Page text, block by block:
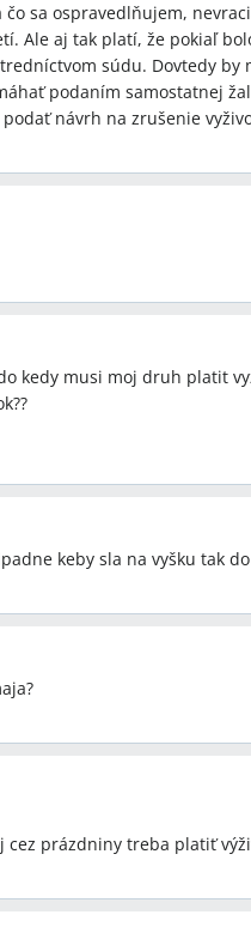
že existuje praktická
na dieťa súvisí s 25.
že zákon o rodine
sa živiť (judikatúra R 100/
dieťaťa v regióne s
o pokračovaní vyživovacej
nároky na výživné za
Paneurópska škola
na súd, výkon rozhodnutia,
výživné sa nevracia“
sa ospravedlňujem,
Ale aj tak platí, že pokiaľ
súdu. Dovtedy by
podaním samostatnej
návrh na zrušenie
kedy musi moj druh platit
keby sla na vyšku tak
cez prázdniny treba platiť